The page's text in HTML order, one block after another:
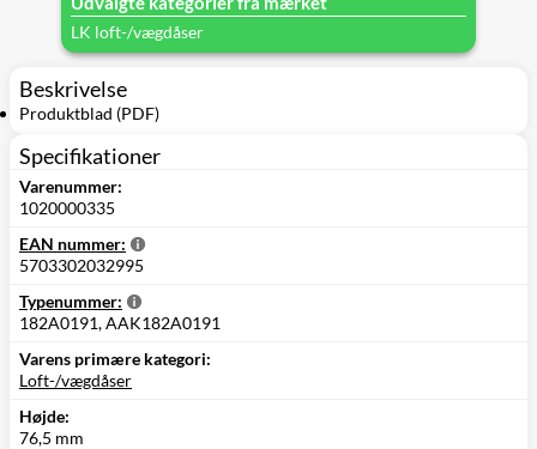
LK loft-/vægdåser
Beskrivelse
Produktblad (PDF)
Specifikationer
Varenummer:
1020000335
EAN nummer:
5703302032995
Typenummer:
182A0191, AAK182A0191
Varens primære kategori:
Loft-/vægdåser
Højde:
76,5 mm